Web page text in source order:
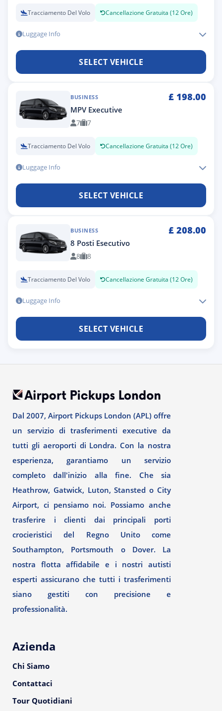
Tracciamento Del Volo Cancellazione Gratuita (12 Ore)
Luggage Info
SELECT VEHICLE
BUSINESS £ 198.00
MPV Executive
7 7
Tracciamento Del Volo Cancellazione Gratuita (12 Ore)
Luggage Info
SELECT VEHICLE
BUSINESS £ 208.00
8 Posti Esecutivo
8 8
Tracciamento Del Volo Cancellazione Gratuita (12 Ore)
Luggage Info
SELECT VEHICLE
Dal 2007, Airport Pickups London (APL) offre
un servizio di trasferimenti executive da
tutti gli aeroporti di Londra. Con la nostra
esperienza, garantiamo un servizio
completo dall'inizio alla fine. Che sia
Heathrow, Gatwick, Luton, Stansted o City
Airport, ci pensiamo noi. Possiamo anche
trasferire i clienti dai principali porti
crocieristici del Regno Unito come
Southampton, Portsmouth o Dover. La
nostra flotta affidabile e i nostri autisti
esperti assicurano che tutti i trasferimenti
siano gestiti con precisione e
professionalità.
Azienda
Chi Siamo
Contattaci
Tour Quotidiani